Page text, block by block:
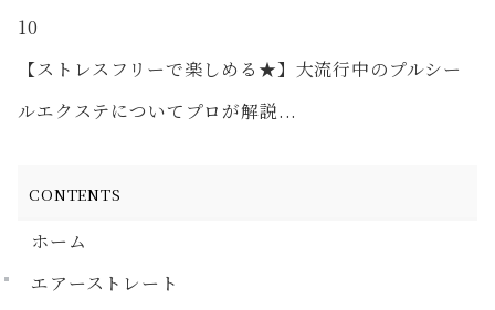
10
【ストレスフリーで楽しめる★】大流行中のプルシー
ルエクステについてプロが解説...
CONTENTS
ホーム
エアーストレート